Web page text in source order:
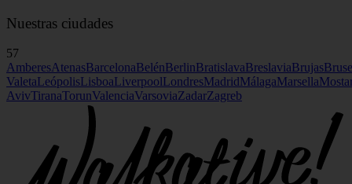
Nuestras ciudades
57
AmberesAtenasBarcelonaBelénBerlinBratislavaBreslaviaBrujas
ValetaLeópolisLisboaLiverpoolLondresMadridMálagaMarsella
AvivTiranaTorunValenciaVarsoviaZadarZagreb